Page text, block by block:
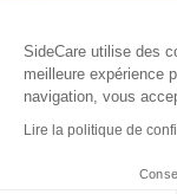
© 2026
SideCare utilise des
meilleure expérience
navigation, vous
Lire la politique de